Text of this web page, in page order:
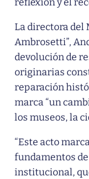
La directora del
Ambrosetti”,
devolución de
originarias
reparación
marca “un
los museos, la
“Este acto
fundamentos
institucional,